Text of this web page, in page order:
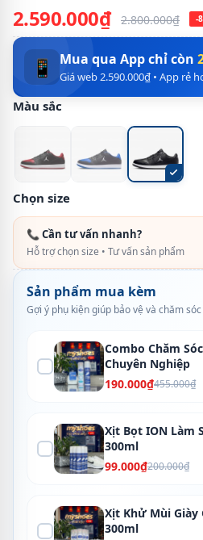
2.590.000₫ 2.800.000₫ -
📱 Mua qua App chỉ còn
Giá web 2.590.000₫ • App rẻ
Màu sắc
Chọn size
📞 Cần tư vấn nhanh?
Hỗ trợ chọn size • Tư vấn sản phẩm
Sản phẩm mua kèm
Gợi ý phụ kiện giúp bảo vệ và chăm
Combo Chăm
Chuyên Nghiệp
190.000₫455.000₫
Xịt Bọt ION Làm
300ml
99.000₫200.000₫
Xịt Khử Mùi Giày
300ml